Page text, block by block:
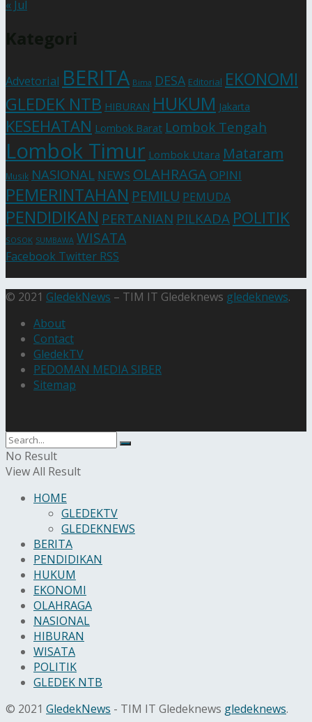
« Jul
Advetorial BERITA Bima DESA Editorial EKONOMI
GLEDEK NTB HIBURAN HUKUM Jakarta
KESEHATAN Lombok Barat Lombok Tengah
Lombok Timur Lombok Utara Mataram
Musik NASIONAL NEWS OLAHRAGA OPINI
PEMERINTAHAN PEMILU PEMUDA
PENDIDIKAN PERTANIAN PILKADA POLITIK
SOSOK SUMBAWA WISATA
Facebook Twitter RSS
© 2021 GledekNews – TIM IT Gledeknews gledeknews.
About
Contact
GledekTV
PEDOMAN MEDIA SIBER
Sitemap
No Result
View All Result
HOME
GLEDEKTV
GLEDEKNEWS
BERITA
PENDIDIKAN
HUKUM
EKONOMI
OLAHRAGA
NASIONAL
HIBURAN
WISATA
POLITIK
GLEDEK NTB
© 2021 GledekNews - TIM IT Gledeknews gledeknews.